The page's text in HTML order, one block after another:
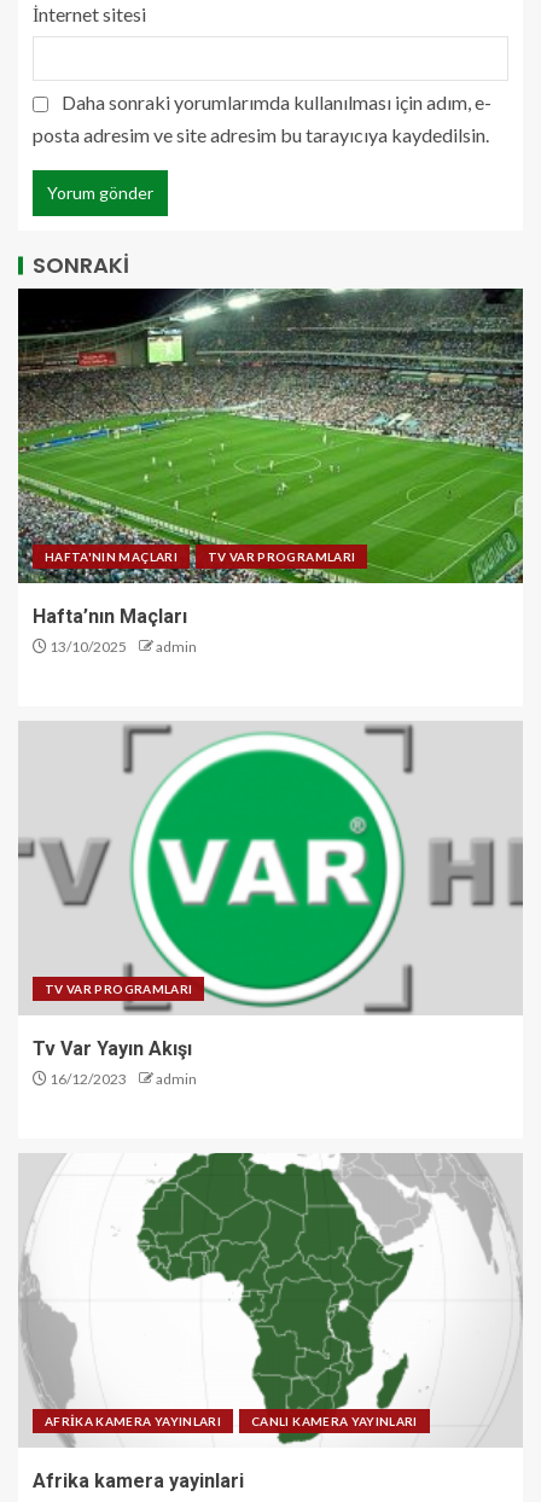
İnternet sitesi
Daha sonraki yorumlarımda kullanılması için adım, e-
posta adresim ve site adresim bu tarayıcıya kaydedilsin.
SONRAKİ
HAFTA'NIN MAÇLARI TV VAR PROGRAMLARI
Hafta’nın Maçları
13/10/2025 admin
TV VAR PROGRAMLARI
Tv Var Yayın Akışı
16/12/2023 admin
AFRİKA KAMERA YAYINLARI CANLI KAMERA YAYINLARI
Afrika kamera yayinlari